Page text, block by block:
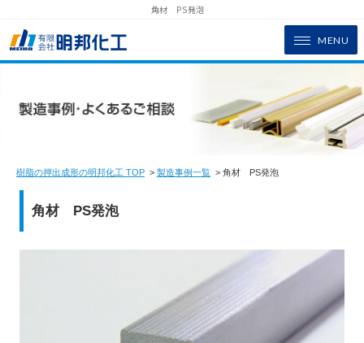
角材 PS発泡
MENU
樹脂の押出成形の明邦化工 TOP > 製造事例一覧 > 角材 PS発泡
角材 PS発泡